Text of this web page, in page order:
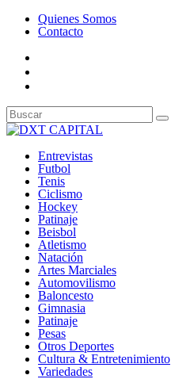
Quienes Somos
Contacto
Entrevistas
Futbol
Tenis
Ciclismo
Hockey
Patinaje
Beisbol
Atletismo
Natación
Artes Marciales
Automovilismo
Baloncesto
Gimnasia
Patinaje
Pesas
Otros Deportes
Cultura & Entretenimiento
Variedades